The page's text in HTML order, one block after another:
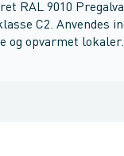
RAL 9010
C2. Anvendes
og opvarmet lokaler.